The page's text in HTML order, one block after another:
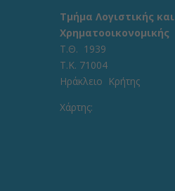
Τμήμα Λογιστικής και
Χρηματοοικονομικής
Τ.Θ. 1939
Τ.Κ. 71004
Ηράκλειο Κρήτης
Χάρτης: